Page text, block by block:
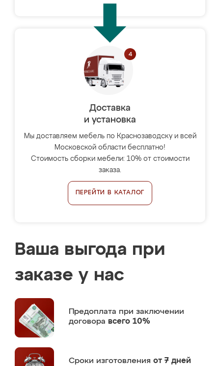
Доставка
и установка
Мы доставляем мебель по Краснозаводску и всей
Московской области бесплатно!
Стоимость сборки мебели: 10% от стоимости
заказа.
ПЕРЕЙТИ В КАТАЛОГ
Ваша выгода при
заказе у нас
Предоплата при заключении
договора всего 10%
Сроки изготовления от 7 дней